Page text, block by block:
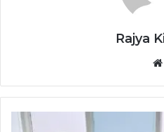
Rajya